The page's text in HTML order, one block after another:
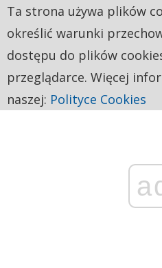
Ta strona używa plików
określić warunki
dostępu do plików
przeglądarce. Więcej
naszej: Polityce Cookies